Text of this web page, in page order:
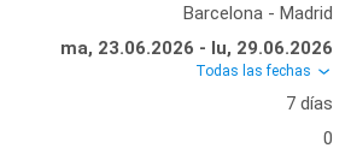
Barcelona - Madrid
ma, 23.06.2026 - lu, 29.06.2026
Todas las fechas
7 días
0